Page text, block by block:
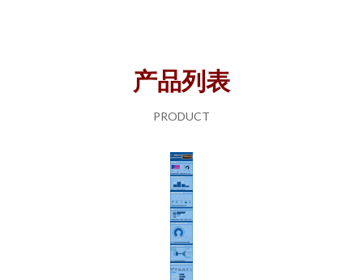
产品列表
PRODUCT